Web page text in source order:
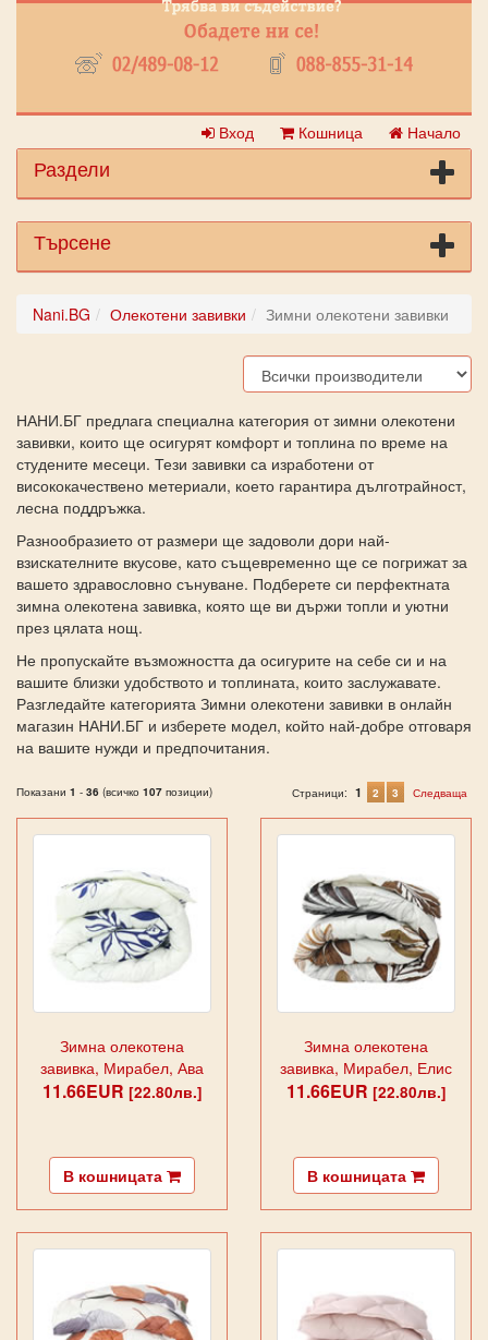
Вход Кошница Начало
Раздели
Търсене
Nani.BG Олекотени завивки Зимни олекотени завивки
НАНИ.БГ предлага специална категория от зимни олекотени
завивки, които ще осигурят комфорт и топлина по време на
студените месеци. Тези завивки са изработени от
висококачествено метериали, което гарантира дълготрайност,
лесна поддръжка.
Разнообразието от размери ще задоволи дори най-
взискателните вкусове, като същевременно ще се погрижат за
вашето здравословно сънуване. Подберете си перфектната
зимна олекотена завивка, която ще ви държи топли и уютни
през цялата нощ.
Не пропускайте възможността да осигурите на себе си и на
вашите близки удобството и топлината, които заслужавате.
Разгледайте категорията Зимни олекотени завивки в онлайн
магазин НАНИ.БГ и изберете модел, който най-добре отговаря
на вашите нужди и предпочитания.
Показани 1 - 36 (всичко 107 позиции) Страници: 1 2 3 Следваща
Зимна олекотена
завивка, Мирабел, Ава
11.66EUR [22.80лв.]
В кошницата
Зимна олекотена
завивка, Мирабел, Елис
11.66EUR [22.80лв.]
В кошницата